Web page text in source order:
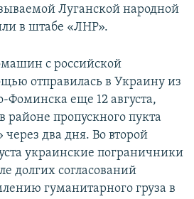
Луганской народной
в штабе «ЛНР».
с российской
отправилась в Украину из
Фоминска еще 12 августа,
районе пропускного пукта
два дня. Во второй
украинские пограничники
долгих согласований
гуманитарного груза в